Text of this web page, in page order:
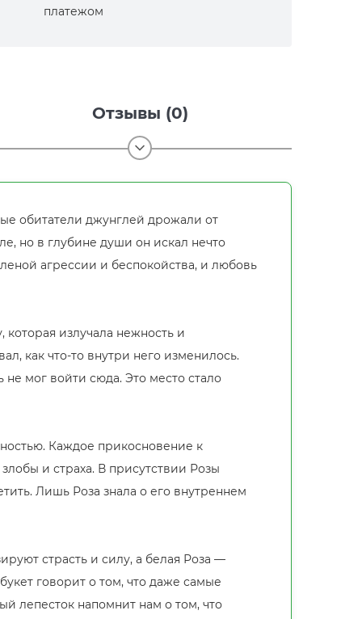
платежом
Отзывы (0)
обитатели джунглей дрожали от
но в глубине души он искал нечто
агрессии и беспокойства, и любовь
излучала нежность и
как что-то внутри него изменилось.
мог войти сюда. Это место стало
Каждое прикосновение к
и страха. В присутствии Розы
Лишь Роза знала о его внутреннем
страсть и силу, а белая Роза —
говорит о том, что даже самые
лепесток напомнит нам о том, что